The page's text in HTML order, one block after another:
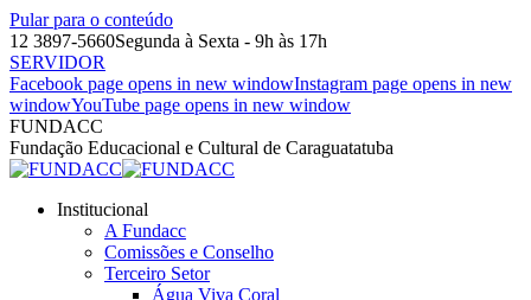
Pular para o conteúdo
12 3897-5660Segunda à Sexta - 9h às 17h
SERVIDOR
Facebook page opens in new windowInstagram page opens in new
windowYouTube page opens in new window
FUNDACC
Fundação Educacional e Cultural de Caraguatatuba
Institucional
A Fundacc
Comissões e Conselho
Terceiro Setor
Água Viva Coral